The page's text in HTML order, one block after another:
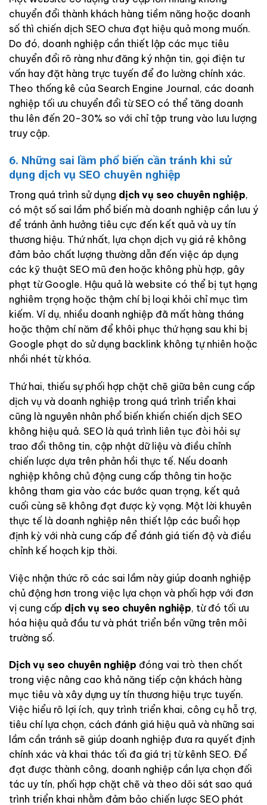
chuyển đổi thành khách hàng tiềm năng hoặc doanh
số thì chiến dịch SEO chưa đạt hiệu quả mong muốn.
Do đó, doanh nghiệp cần thiết lập các mục tiêu
chuyển đổi rõ ràng như đăng ký nhận tin, gọi điện tư
vấn hay đặt hàng trực tuyến để đo lường chính xác.
Theo thống kê của Search Engine Journal, các doanh
nghiệp tối ưu chuyển đổi từ SEO có thể tăng doanh
thu lên đến 20-30% so với chỉ tập trung vào lưu lượng
truy cập.
6. Những sai lầm phổ biến cần tránh khi sử
dụng dịch vụ SEO chuyên nghiệp
Trong quá trình sử dụng dịch vụ seo chuyên nghiệp,
có một số sai lầm phổ biến mà doanh nghiệp cần lưu ý
để tránh ảnh hưởng tiêu cực đến kết quả và uy tín
thương hiệu. Thứ nhất, lựa chọn dịch vụ giá rẻ không
đảm bảo chất lượng thường dẫn đến việc áp dụng
các kỹ thuật SEO mũ đen hoặc không phù hợp, gây
phạt từ Google. Hậu quả là website có thể bị tụt hạng
nghiêm trọng hoặc thậm chí bị loại khỏi chỉ mục tìm
kiếm. Ví dụ, nhiều doanh nghiệp đã mất hàng tháng
hoặc thậm chí năm để khôi phục thứ hạng sau khi bị
Google phạt do sử dụng backlink không tự nhiên hoặc
nhồi nhét từ khóa.
Thứ hai, thiếu sự phối hợp chặt chẽ giữa bên cung cấp
dịch vụ và doanh nghiệp trong quá trình triển khai
cũng là nguyên nhân phổ biến khiến chiến dịch SEO
không hiệu quả. SEO là quá trình liên tục đòi hỏi sự
trao đổi thông tin, cập nhật dữ liệu và điều chỉnh
chiến lược dựa trên phản hồi thực tế. Nếu doanh
nghiệp không chủ động cung cấp thông tin hoặc
không tham gia vào các bước quan trọng, kết quả
cuối cùng sẽ không đạt được kỳ vọng. Một lời khuyên
thực tế là doanh nghiệp nên thiết lập các buổi họp
định kỳ với nhà cung cấp để đánh giá tiến độ và điều
chỉnh kế hoạch kịp thời.
Việc nhận thức rõ các sai lầm này giúp doanh nghiệp
chủ động hơn trong việc lựa chọn và phối hợp với đơn
vị cung cấp dịch vụ seo chuyên nghiệp, từ đó tối ưu
hóa hiệu quả đầu tư và phát triển bền vững trên môi
trường số.
Dịch vụ seo chuyên nghiệp đóng vai trò then chốt
trong việc nâng cao khả năng tiếp cận khách hàng
mục tiêu và xây dựng uy tín thương hiệu trực tuyến.
Việc hiểu rõ lợi ích, quy trình triển khai, công cụ hỗ trợ,
tiêu chí lựa chọn, cách đánh giá hiệu quả và những sai
lầm cần tránh sẽ giúp doanh nghiệp đưa ra quyết định
chính xác và khai thác tối đa giá trị từ kênh SEO. Để
đạt được thành công, doanh nghiệp cần lựa chọn đối
tác uy tín, phối hợp chặt chẽ và theo dõi sát sao quá
trình triển khai nhằm đảm bảo chiến lược SEO phát